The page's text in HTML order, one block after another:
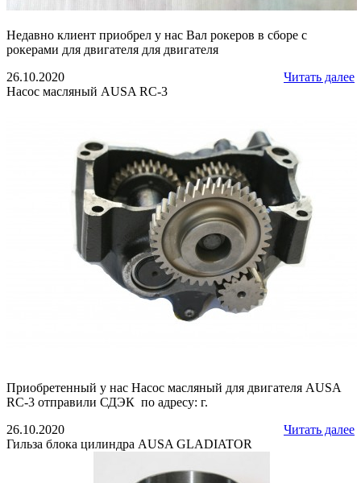
Недавно клиент приобрел у нас Вал рокеров в сборе с
рокерами для двигателя для двигателя
Читать далее
26.10.2020
Насос масляный AUSA RC-3
Приобретенный у нас Насос масляный для двигателя AUSA
RC-3 отправили СДЭК по адресу: г.
Читать далее
26.10.2020
Гильза блока цилиндра AUSA GLADIATOR